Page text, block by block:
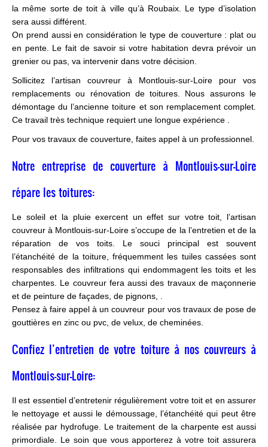
la même sorte de toit à ville qu’à Roubaix. Le type d’isolation
sera aussi différent.
On prend aussi en considération le type de couverture : plat ou
en pente. Le fait de savoir si votre habitation devra prévoir un
grenier ou pas, va intervenir dans votre décision.
Sollicitez l’artisan couvreur à Montlouis-sur-Loire pour vos
remplacements ou rénovation de toitures. Nous assurons le
démontage du l’ancienne toiture et son remplacement complet.
Ce travail très technique requiert une longue expérience .
Pour vos travaux de couverture, faites appel à un professionnel.
Notre entreprise de couverture à Montlouis-sur-Loire
répare les toitures:
Le soleil et la pluie exercent un effet sur votre toit, l’artisan
couvreur à Montlouis-sur-Loire s’occupe de la l’entretien et de la
réparation de vos toits. Le souci principal est souvent
l’étanchéité de la toiture, fréquemment les tuiles cassées sont
responsables des infiltrations qui endommagent les toits et les
charpentes. Le couvreur fera aussi des travaux de maçonnerie
et de peinture de façades, de pignons, .
Pensez à faire appel à un couvreur pour vos travaux de pose de
gouttières en zinc ou pvc, de velux, de cheminées.
Confiez l’entretien de votre toiture à nos couvreurs à
Montlouis-sur-Loire:
Il est essentiel d’entretenir régulièrement votre toit et en assurer
le nettoyage et aussi le démoussage, l’étanchéité qui peut être
réalisée par hydrofuge. Le traitement de la charpente est aussi
primordiale. Le soin que vous apporterez à votre toit assurera